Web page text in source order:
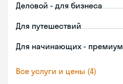
Деловой - для бизнеса
Для путешествий
Для начинающих - премиум
Все услуги и цены (4)